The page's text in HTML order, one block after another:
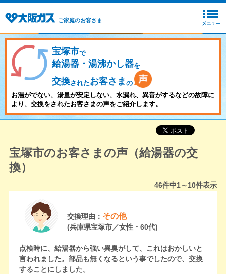
ご家庭のお客さま
宝塚市で
給湯器・湯沸かし器を
交換されたお客さま の
お湯がでない、湯量が安定しない、水漏れ、異音がするなどの故障に
より、交換をされたお客さまの声をご紹介します。
宝塚市のお客さまの声（給湯器の交
換）
46件中1～10件表示
交換理由： その他
(兵庫県宝塚市／女性・60代)
点検時に、給湯器から強い異臭がして、これはおかしいと
言われました。部品も無くなるという事でしたので、交換
することにしました。